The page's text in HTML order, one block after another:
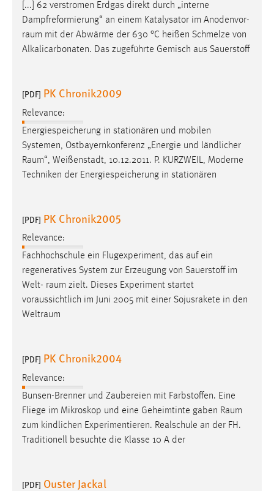
[...] 62 verstromen Erdgas direkt durch „interne
Dampfreformierung“ an einem Katalysator im Anodenvor-
raum mit der Abwärme der 630 °C heißen Schmelze von
Alkalicarbonaten. Das zugeführte Gemisch aus Sauerstoff
[PDF] PK Chronik2009
Relevance:
Energiespeicherung in stationären und mobilen
Systemen, Ostbayernkonferenz „Energie und ländlicher
Raum“, Weißenstadt, 10.12.2011. P. KURZWEIL, Moderne
Techniken der Energiespeicherung in stationären
[PDF] PK Chronik2005
Relevance:
Fachhochschule ein Flugexperiment, das auf ein
regeneratives System zur Erzeugung von Sauerstoff im
Welt- raum zielt. Dieses Experiment startet
voraussichtlich im Juni 2005 mit einer Sojusrakete in den
Weltraum
[PDF] PK Chronik2004
Relevance:
Bunsen-Brenner und Zaubereien mit Farbstoffen. Eine
Fliege im Mikroskop und eine Geheimtinte gaben Raum
zum kindlichen Experimentieren. Realschule an der FH.
Traditionell besuchte die Klasse 10 A der
[PDF] Ouster Jackal